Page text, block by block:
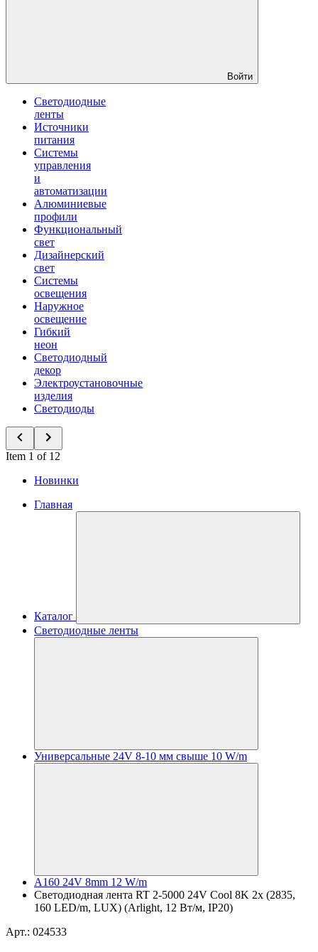
Войти
Светодиодные
ленты
Источники
питания
Системы
управления
и
автоматизации
Алюминиевые
профили
Функциональный
свет
Дизайнерский
свет
Системы
освещения
Наружное
освещение
Гибкий
неон
Светодиодный
декор
Электроустановочные
изделия
Светодиоды
Item 1 of 12
Новинки
Главная
Каталог
Светодиодные ленты
Универсальные 24V 8-10 мм свыше 10 W/m
A160 24V 8mm 12 W/m
Светодиодная лента RT 2-5000 24V Cool 8K 2x (2835,
160 LED/m, LUX) (Arlight, 12 Вт/м, IP20)
Арт.: 024533